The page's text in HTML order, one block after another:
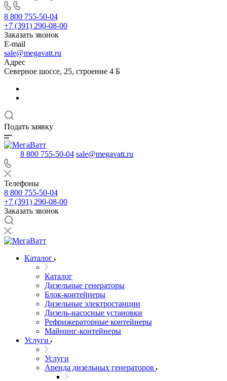
8 800 755-50-04
+7 (391) 290-08-00
Заказать звонок
E-mail
sale@megavatt.ru
Адрес
Северное шоссе, 25, строение 4 Б
Подать заявку
8 800 755-50-04 sale@megavatt.ru
Телефоны
8 800 755-50-04
+7 (391) 290-08-00
Заказать звонок
Каталог
Каталог
Дизельные генераторы
Блок-контейнеры
Дизельные электростанции
Дизель-насосные установки
Рефрижераторные контейнеры
Майнинг-контейнеры
Услуги
Услуги
Аренда дизельных генераторов